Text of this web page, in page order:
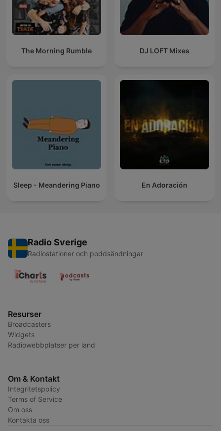
The Morning Rumble DJ LOFT Mixes
Sleep - Meandering Piano En Adoración
Radio Sverige
Radiostationer och poddsändningar
Resurser
Broadcasters
Widgets
Radiowebbplatser per land
Om & Kontakt
Integritetspolicy
Terms of Service
Om oss
Kontakta oss